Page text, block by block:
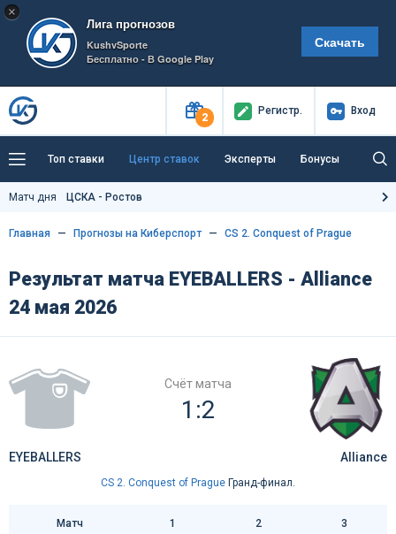
×
Лига прогнозов
KushvSporte
Бесплатно - В Google Play
Скачать
2
Регистр. Вход
Топ ставки Центр ставок Эксперты Бонусы
Тренды Букмекеры
Как тут заработать?
Матч дня ЦСКА - Ростов
Главная Прогнозы на Киберспорт CS 2. Conquest of Prague
Результат матча EYEBALLERS - Alliance
24 мая 2026
Счёт матча
1:2
EYEBALLERS Alliance
CS 2. Conquest of Prague Гранд-финал.
Матч 1 2 3